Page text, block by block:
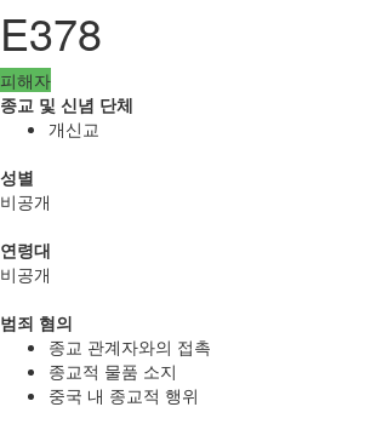
E378
피해자
종교 및 신념 단체
개신교
성별
비공개
연령대
비공개
범죄 혐의
종교 관계자와의 접촉
종교적 물품 소지
중국 내 종교적 행위